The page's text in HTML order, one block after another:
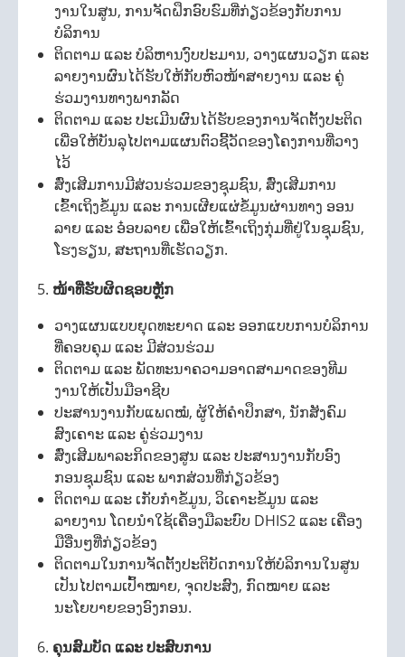
ງານໃນສູນ, ການຈັດຝຶກອົບຮົມທີ່ກ່ຽວຂ້ອງກັບການ
ບໍລິການ
ຕິດຕາມ ແລະ ບໍລິຫານງົບປະມານ, ວາງແຜນວຽກ ແລະ
ລາຍງານຜົນໄດ້ຮັບໃຫ້ກັບຫົວໜ້າສາຍງານ ແລະ ຄູ່
ຮ່ວມງານທາງພາກລັດ
ຕິດຕາມ ແລະ ປະເມີນຜົນໄດ້ຮັບຂອງການຈັດຕັ້ງປະຕິດ
ເພື່ອໃຫ້ບັນລຸໄປຕາມແຜນຕົວຊີ້ວັດຂອງໂຄງການທີ່ວາງ
ໄວ້
ສົ່ງເສີມການມີສ່ວນຮ່ວມຂອງຊຸມຊົນ, ສົ່ງເສີມການ
ເຂົ້າເຖິງຂໍ້ມູນ ແລະ ການເຜີຍແຜ່ຂໍ້ມູນຜ່ານທາງ ອອນ
ລາຍ ແລະ ອ໋ອບລາຍ ເພື່ອໃຫ້ເຂົ້າເຖິງກຸ່ມທີ່ຢູ່ໃນຊຸມຊົນ,
ໂຮງຮຽນ, ສະຖານທີ່ເຮັດວຽກ.
ໜ້າທີ່ຮັບຜິດຊອບຫຼັກ
ວາງແຜນແບບຍຸດທະຍາດ ແລະ ອອກແບບການບໍລິການ
ທີ່ຄອບຄຸມ ແລະ ມີສ່ວນຮ່ວມ
ຕິດຕາມ ແລະ ພັດທະນາຄວາມອາດສາມາດຂອງທີມ
ງານໃຫ້ເປັນມືອາຊີບ
ປະສານງານກັບແພດໝໍ, ຜູ້ໃຫ້ຄຳປຶກສາ, ນັກສັງຄົມ
ສົງເຄາະ ແລະ ຄູ່ຮ່ວມງານ
ສົ່ງເສີມພາລະກິດຂອງສູນ ແລະ ປະສານງານກັບອົງ
ກອນຊຸມຊົນ ແລະ ພາກສ່ວນທີ່ກ່ຽວຂ້ອງ
ຕິດຕາມ ແລະ ເກັບກຳຂໍ້ມູນ, ວິເຄາະຂໍ້ມູນ ແລະ
ລາຍງານ ໂດຍນຳໃຊ້ເຄື່ອງມືລະບົບ DHIS2 ແລະ ເຄື່ອງ
ມືອື່ນໆທີ່ກ່ຽວຂ້ອງ
ຕິດຕາມໃນການຈັດຕັ້ງປະຕິບັດການໃຫ້ບໍລິການໃນສູນ
ເປັນໄປຕາມເປົ້າໝາຍ, ຈຸດປະສົງ, ກົດໝາຍ ແລະ
ນະໂຍບາຍຂອງອົງກອນ.
ຄຸນສົມບັດ ແລະ ປະສົບການ